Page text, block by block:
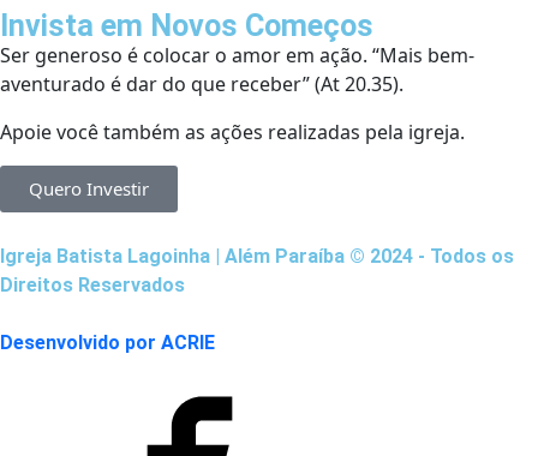
Invista em Novos Começos
Ser generoso é colocar o amor em ação. “Mais bem-
aventurado é dar do que receber” (At 20.35).
Apoie você também as ações realizadas pela igreja.
Quero Investir
Igreja Batista Lagoinha | Além Paraíba © 2024 - Todos os
Direitos Reservados
Desenvolvido por ACRIE